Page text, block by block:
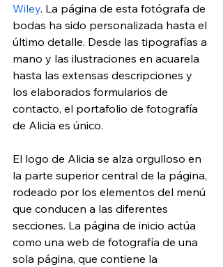
Wiley. La página de esta fotógrafa de
bodas ha sido personalizada hasta el
último detalle. Desde las tipografías a
mano y las ilustraciones en acuarela
hasta las extensas descripciones y
los elaborados formularios de
contacto, el portafolio de fotografía
de Alicia es único.
El logo de Alicia se alza orgulloso en
la parte superior central de la página,
rodeado por los elementos del menú
que conducen a las diferentes
secciones. La página de inicio actúa
como una web de fotografía de una
sola página, que contiene la